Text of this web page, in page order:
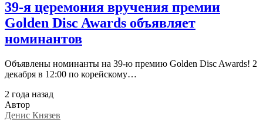
39-я церемония вручения премии
Golden Disc Awards объявляет
номинантов
Объявлены номинанты на 39-ю премию Golden Disc Awards! 2
декабря в 12:00 по корейскому…
2 года назад
Автор
Денис Князев